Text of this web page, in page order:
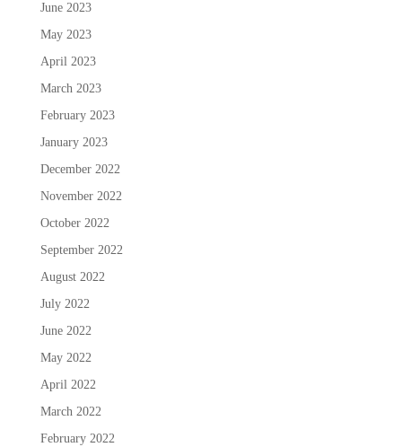
June 2023
May 2023
April 2023
March 2023
February 2023
January 2023
December 2022
November 2022
October 2022
September 2022
August 2022
July 2022
June 2022
May 2022
April 2022
March 2022
February 2022